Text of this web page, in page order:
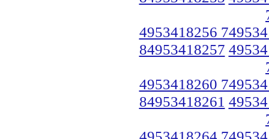
4953418256
84953418257
4953418260
84953418261